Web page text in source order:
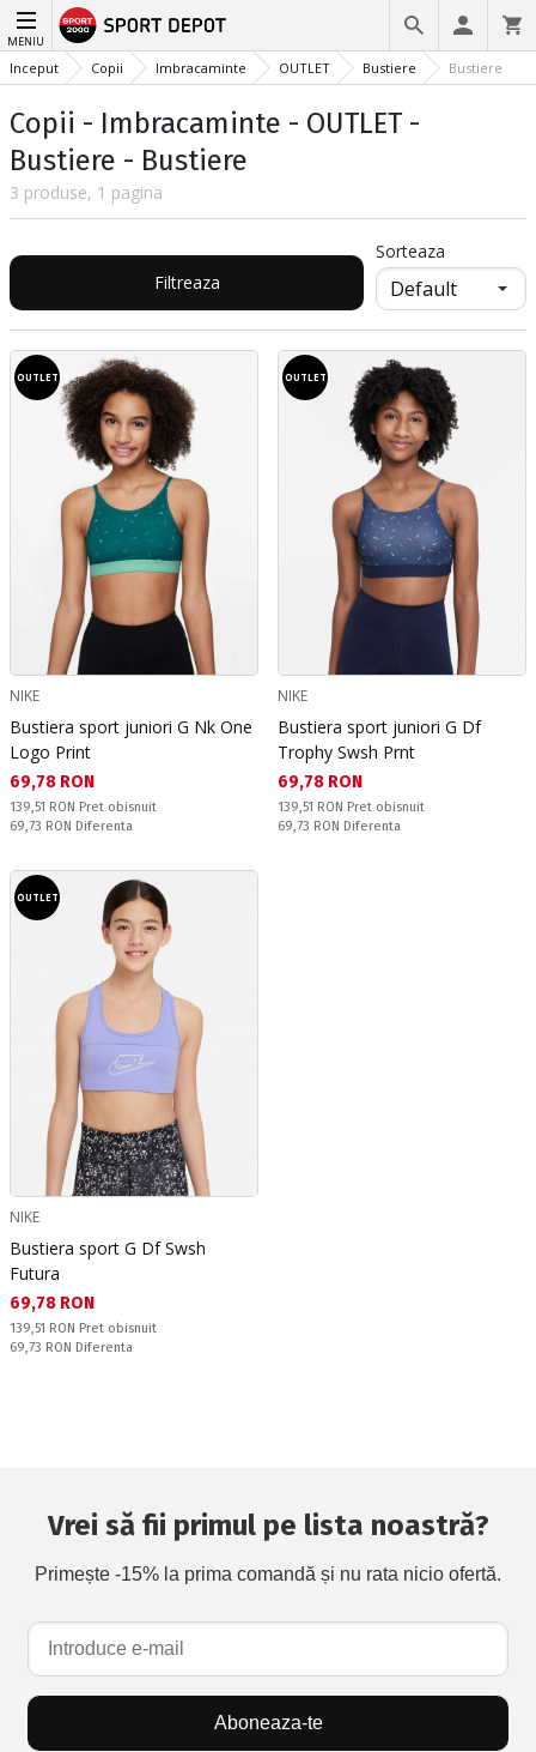
MENIU
Inceput Copii Imbracaminte OUTLET Bustiere Bustiere
Copii - Imbracaminte - OUTLET -
Bustiere - Bustiere
3 produse, 1 pagina
Filtreaza
Sorteaza
OUTLET
NIKE
Bustiera sport juniori G Nk One
Logo Print
Текуща цена:
69,78 RON
Pret obisnuit:
139,51 RON Pret obisnuit
Спестявате:
69,73 RON Diferenta
OUTLET
NIKE
Bustiera sport juniori G Df
Trophy Swsh Prnt
Текуща цена:
69,78 RON
Pret obisnuit:
139,51 RON Pret obisnuit
Спестявате:
69,73 RON Diferenta
OUTLET
NIKE
Bustiera sport G Df Swsh
Futura
Текуща цена:
69,78 RON
Pret obisnuit:
139,51 RON Pret obisnuit
Спестявате:
69,73 RON Diferenta
Vrei să fii primul pe lista noastră?
Primește -15% la prima comandă și nu rata nicio ofertă.
Aboneaza-te